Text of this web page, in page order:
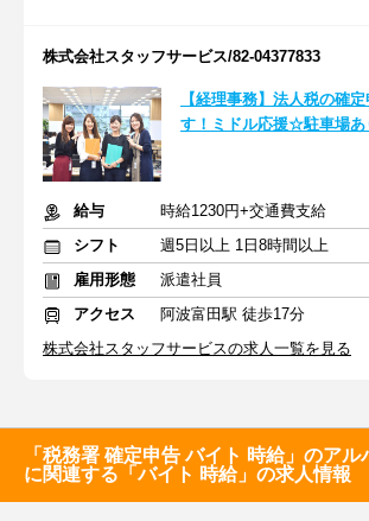
株式会社スタッフサービス/82-04377833
【経理事務】法人税の確
す！ミドル応援☆駐車場あ
給与
時給1230円+交通費支給
シフト
週5日以上 1日8時間以上
雇用形態
派遣社員
アクセス
阿波富田駅 徒歩17分
株式会社スタッフサービスの求人一覧を見る
「税務署 確定申告 バイト 時給」のアル
に関連する「バイト 時給」の求人情報